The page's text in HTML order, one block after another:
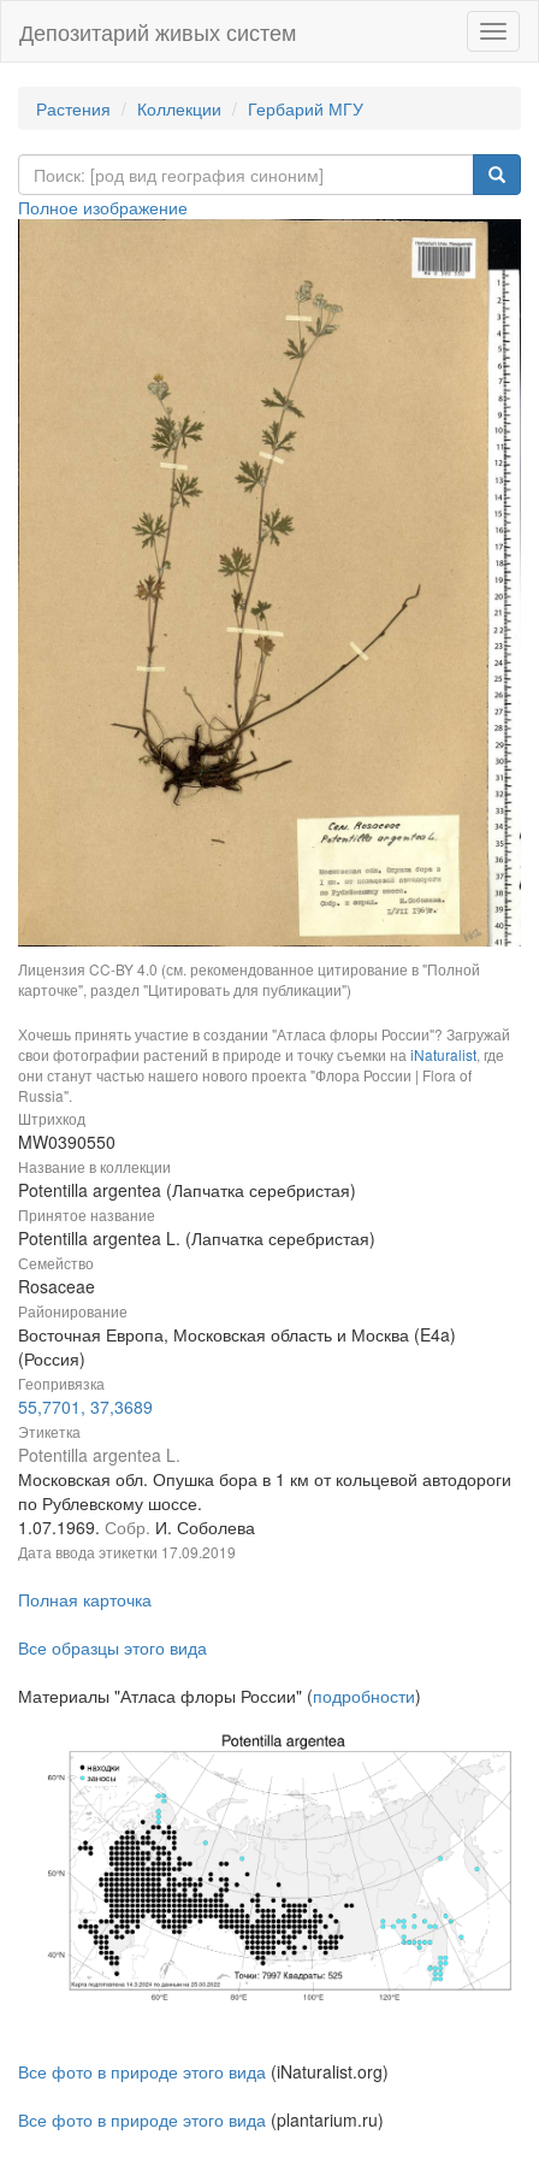
Депозитарий живых систем
Растения Коллекции Гербарий МГУ
Полное изображение
Лицензия CC-BY 4.0 (см. рекомендованное цитирование в "Полной
карточке", раздел "Цитировать для публикации")
Хочешь принять участие в создании "Атласа флоры России"? Загружай
свои фотографии растений в природе и точку съемки на iNaturalist, где
они станут частью нашего нового проекта "Флора России | Flora of
Russia".
Штрихкод
MW0390550
Название в коллекции
Potentilla argentea (Лапчатка серебристая)
Принятое название
Potentilla argentea L. (Лапчатка серебристая)
Семейство
Rosaceae
Районирование
Восточная Европа, Московская область и Москва (E4a)
(Россия)
Геопривязка
55,7701, 37,3689
Этикетка
Potentilla argentea L.
Московская обл. Опушка бора в 1 км от кольцевой автодороги
по Рублевскому шоссе.
1.07.1969. Собр. И. Соболева
Дата ввода этикетки 17.09.2019
Полная карточка
Все образцы этого вида
Материалы "Атласа флоры России" (подробности)
Все фото в природе этого вида (iNaturalist.org)
Все фото в природе этого вида (plantarium.ru)